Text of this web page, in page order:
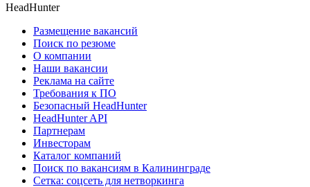
HeadHunter
Размещение вакансий
Поиск по резюме
О компании
Наши вакансии
Реклама на сайте
Требования к ПО
Безопасный HeadHunter
HeadHunter API
Партнерам
Инвесторам
Каталог компаний
Поиск по вакансиям в Калининграде
Сетка: соцсеть для нетворкинга